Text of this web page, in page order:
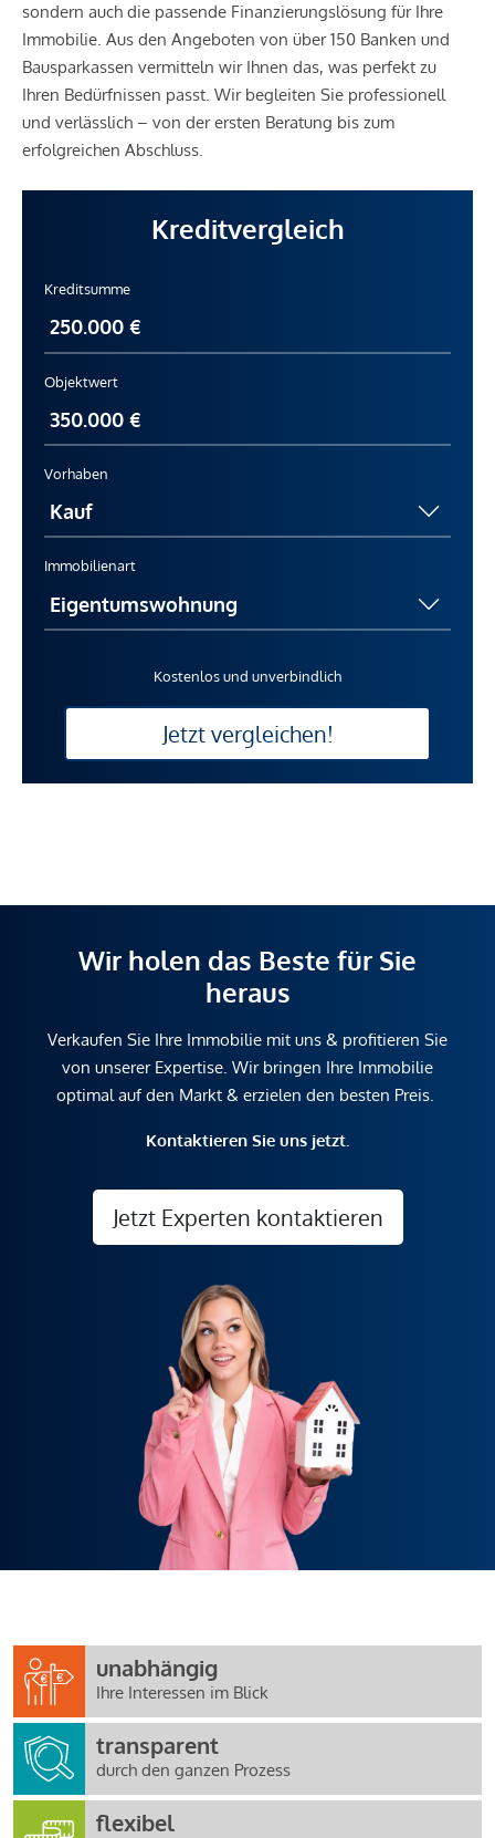
sondern auch die passende Finanzierungslösung für Ihre
Immobilie. Aus den Angeboten von über 150 Banken und
Bausparkassen vermitteln wir Ihnen das, was perfekt zu
Ihren Bedürfnissen passt. Wir begleiten Sie professionell
und verlässlich – von der ersten Beratung bis zum
erfolgreichen Abschluss.
Kreditvergleich
Kreditsumme
Objektwert
Vorhaben
Immobilienart
Kostenlos und unverbindlich
Jetzt vergleichen!
Wir holen das Beste für Sie
heraus
Verkaufen Sie Ihre Immobilie mit uns & profitieren Sie
von unserer Expertise. Wir bringen Ihre Immobilie
optimal auf den Markt & erzielen den besten Preis.
Kontaktieren Sie uns jetzt.
Jetzt Experten kontaktieren
unabhängig
Ihre Interessen im Blick
transparent
durch den ganzen Prozess
flexibel